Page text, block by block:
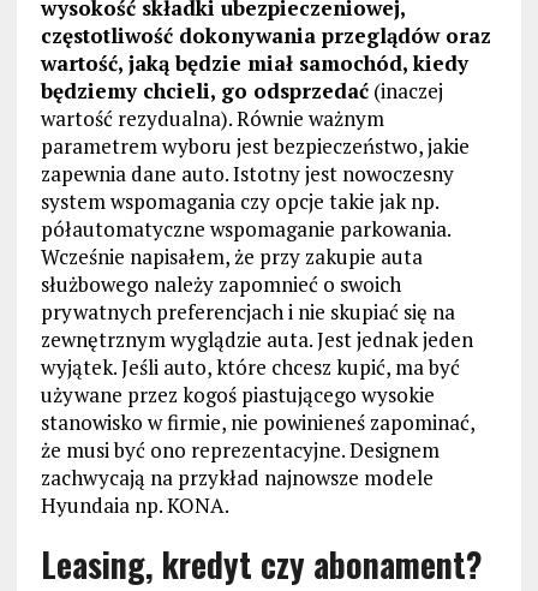
wysokość składki ubezpieczeniowej,
częstotliwość dokonywania przeglądów oraz
wartość, jaką będzie miał samochód, kiedy
będziemy chcieli, go odsprzedać(inaczej
wartość rezydualna). Równie ważnym
parametrem wyboru jest bezpieczeństwo, jakie
zapewnia dane auto. Istotny jest nowoczesny
system wspomagania czy opcje takie jak np.
półautomatyczne wspomaganie parkowania.
Wcześnie napisałem, że przy zakupie auta
służbowego należy zapomnieć o swoich
prywatnych preferencjach i nie skupiać się na
zewnętrznym wyglądzie auta. Jest jednak jeden
wyjątek. Jeśli auto, które chcesz kupić, ma być
używane przez kogoś piastującego wysokie
stanowisko w firmie, nie powinieneś zapominać,
że musi być ono reprezentacyjne. Designem
zachwycają na przykład najnowsze modele
Hyundaia np. KONA.
Leasing, kredyt czy abonament?